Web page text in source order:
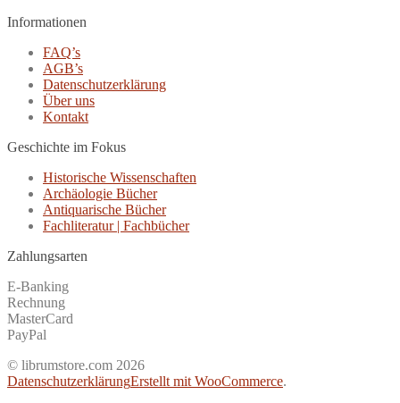
Informationen
FAQ’s
AGB’s
Datenschutzerklärung
Über uns
Kontakt
Geschichte im Fokus
Historische Wissenschaften
Archäologie Bücher
Antiquarische Bücher
Fachliteratur | Fachbücher
Zahlungsarten
E-Banking
Rechnung
MasterCard
PayPal
© librumstore.com 2026
DatenschutzerklärungErstellt mit WooCommerce.